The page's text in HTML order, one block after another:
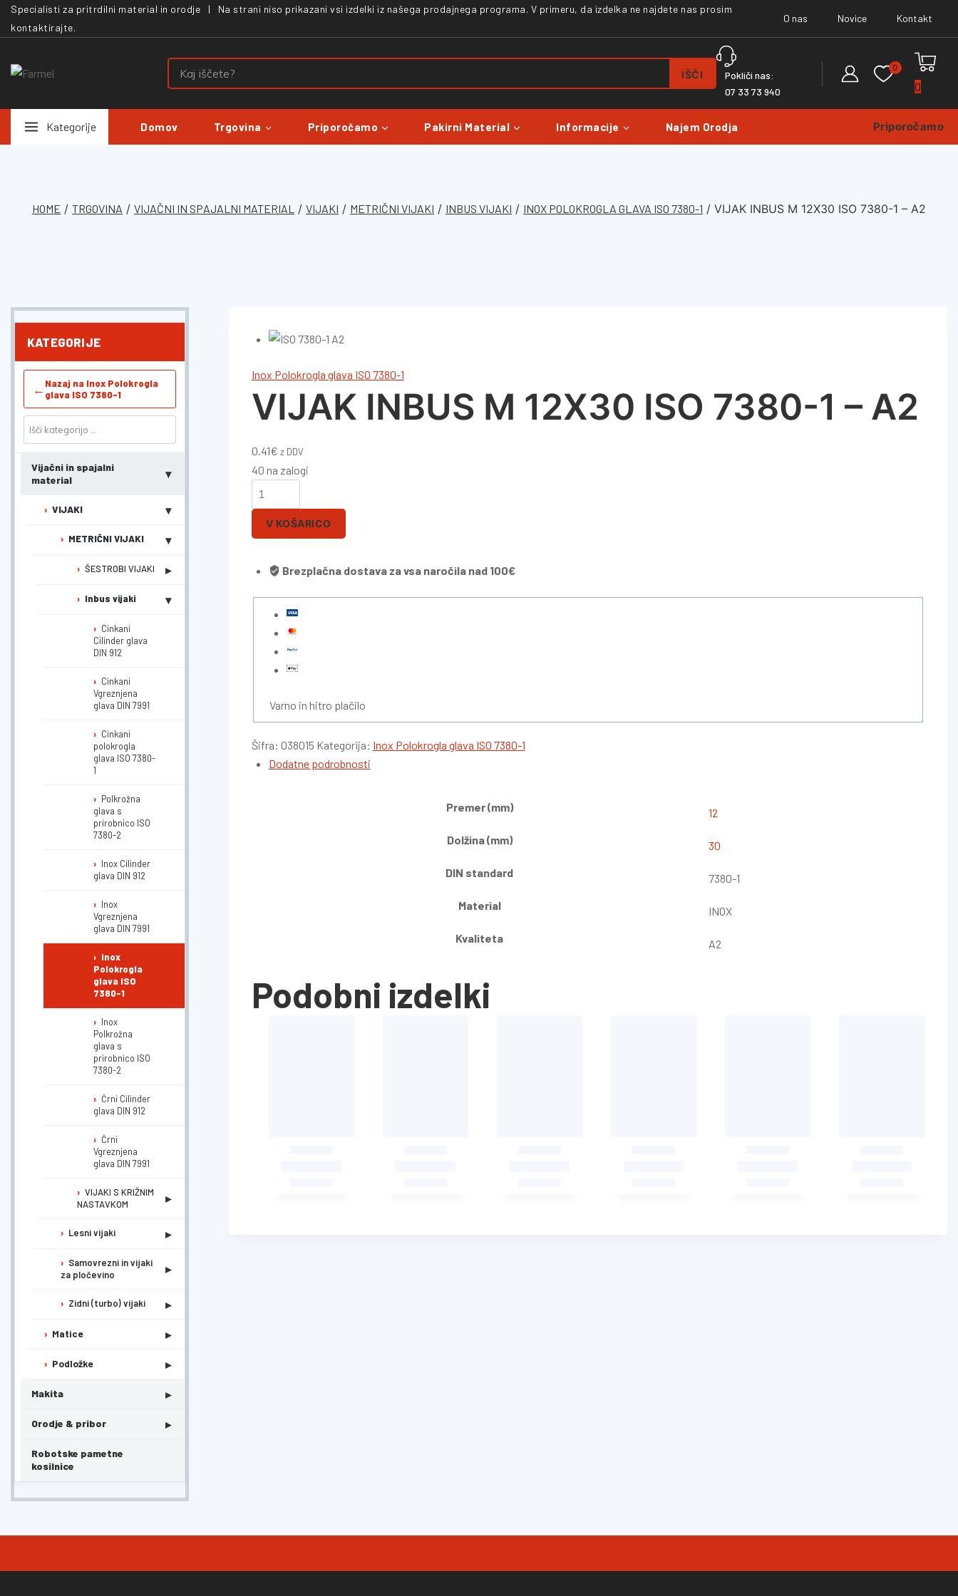
Specialisti za pritrdilni material in orodje | Na strani niso prikazani vsi izdelki iz našega prodajnega programa. V primeru, da izdelka ne najdete nas prosim
kontaktirajte.
O nas Novice Kontakt
IŠČI
Pokliči nas:
07 33 73 940
0
0
Kategorije Domov Trgovina Priporočamo Pakirni Material Informacije Najem Orodja Priporočamo
HOME / TRGOVINA / VIJAČNI IN SPAJALNI MATERIAL / VIJAKI / METRIČNI VIJAKI / INBUS VIJAKI / INOX POLOKROGLA GLAVA ISO 7380-1 / VIJAK INBUS M 12X30 ISO 7380-1 – A2
Inox Polokrogla glava ISO 7380-1
VIJAK INBUS M 12X30 ISO 7380-1 – A2
0.41€ z DDV
40 na zalogi
V KOŠARICO
Brezplačna dostava za vsa naročila nad 100€
Varno in hitro plačilo
Šifra: 038015 Kategorija: Inox Polokrogla glava ISO 7380-1
Dodatne podrobnosti
Premer (mm)
12
Dolžina (mm)
30
DIN standard
7380-1
Material
INOX
Kvaliteta
A2
Podobni izdelki
KATEGORIJE
← Nazaj na Inox Polokrogla
glava ISO 7380-1
Vijačni in spajalni
material
▾
VIJAKI ▾
METRIČNI VIJAKI ▾
ŠESTROBI VIJAKI ▸
Inbus vijaki ▾
Cinkani
Cilinder glava
DIN 912
Cinkani
Vgreznjena
glava DIN 7991
Cinkani
polokrogla
glava ISO 7380-
1
Polkrožna
glava s
prirobnico ISO
7380-2
Inox Cilinder
glava DIN 912
Inox
Vgreznjena
glava DIN 7991
Inox
Polokrogla
glava ISO
7380-1
Inox
Polkrožna
glava s
prirobnico ISO
7380-2
Črni Cilinder
glava DIN 912
Črni
Vgreznjena
glava DIN 7991
VIJAKI S KRIŽNIM
NASTAVKOM
▸
Lesni vijaki ▸
Samovrezni in vijaki
za pločevino
▸
Zidni (turbo) vijaki ▸
Matice ▸
Podložke ▸
Makita ▸
Orodje & pribor ▸
Robotske pametne
kosilnice